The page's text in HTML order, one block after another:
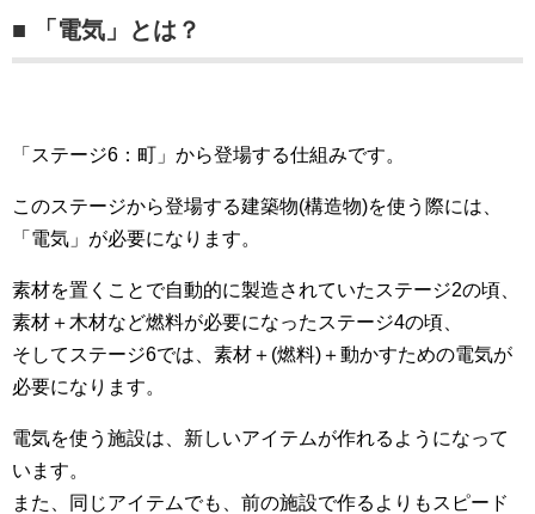
■ 「電気」とは？
「ステージ6：町」から登場する仕組みです。
このステージから登場する建築物(構造物)を使う際には、
「電気」が必要になります。
素材を置くことで自動的に製造されていたステージ2の頃、
素材＋木材など燃料が必要になったステージ4の頃、
そしてステージ6では、素材＋(燃料)＋動かすための電気が
必要になります。
電気を使う施設は、新しいアイテムが作れるようになって
います。
また、同じアイテムでも、前の施設で作るよりもスピード